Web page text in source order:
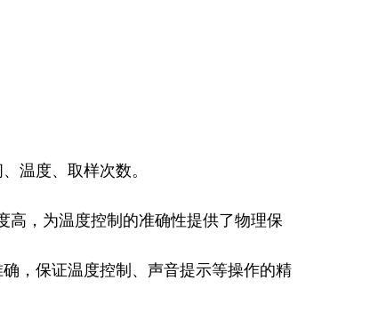
温度、取样次数。
，为温度控制的准确性提供了物理保
，保证温度控制、声音提示等操作的精